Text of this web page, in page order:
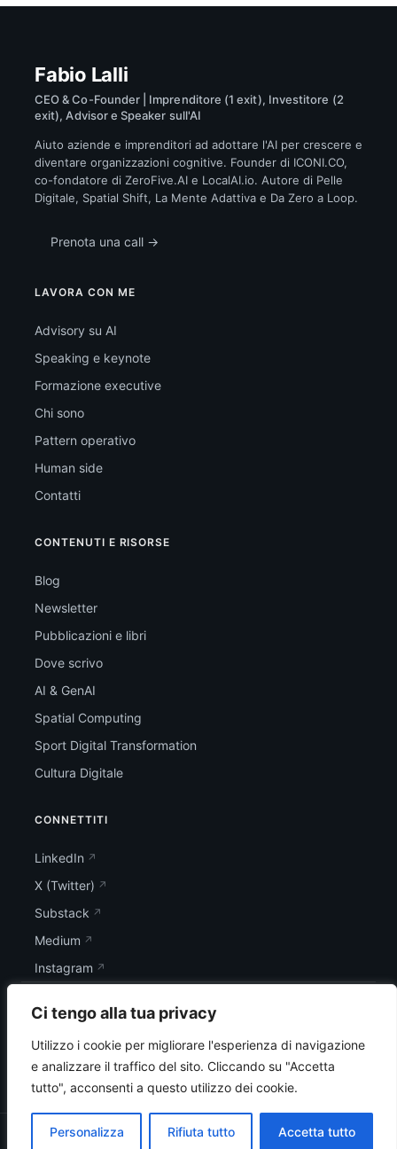
Ci tengo alla tua privacy
Utilizzo i cookie per migliorare l'esperienza di navigazione
e analizzare il traffico del sito. Cliccando su "Accetta
tutto", acconsenti a questo utilizzo dei cookie.
Personalizza Rifiuta tutto Accetta tutto
Fabio Lalli
CEO & Co-Founder | Imprenditore (1 exit), Investitore (2
exit), Advisor e Speaker sull'AI
Aiuto aziende e imprenditori ad adottare l'AI per crescere e
diventare organizzazioni cognitive. Founder di ICONI.CO,
co-fondatore di ZeroFive.AI e LocalAI.io. Autore di Pelle
Digitale, Spatial Shift, La Mente Adattiva e Da Zero a Loop.
Prenota una call →
LAVORA CON ME
Advisory su AI
Speaking e keynote
Formazione executive
Chi sono
Pattern operativo
Human side
Contatti
CONTENUTI E RISORSE
Blog
Newsletter
Pubblicazioni e libri
Dove scrivo
AI & GenAI
Spatial Computing
Sport Digital Transformation
Cultura Digitale
CONNETTITI
LinkedIn
X (Twitter)
Substack
Medium
Instagram